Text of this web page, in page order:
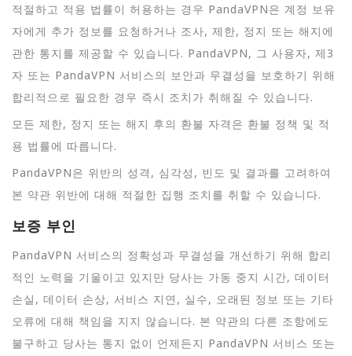
적절하고 적용 법률이 허용하는 경우 PandaVPN은 계정 보유
자에게 추가 정보를 요청하거나 조사, 제한, 정지 또는 해지에
관한 통지를 제공할 수 있습니다. PandaVPN, 그 사용자, 제3
자 또는 PandaVPN 서비스의 보안과 무결성을 보호하기 위해
합리적으로 필요한 경우 즉시 조치가 취해질 수 있습니다.
모든 제한, 정지 또는 해지 후의 환불 자격은 환불 정책 및 적
용 법률에 따릅니다.
PandaVPN은 위반의 성격, 심각성, 빈도 및 결과를 고려하여
본 약관 위반에 대해 적절한 집행 조치를 취할 수 있습니다.
보증 부인
PandaVPN 서비스의 정확성과 무결성을 개선하기 위해 합리
적인 노력을 기울이고 있지만 당사는 가동 중지 시간, 데이터
손실, 데이터 손상, 서비스 지연, 실수, 오래된 정보 또는 기타
오류에 대해 책임을 지지 않습니다. 본 약관의 다른 조항에도
불구하고 당사는 통지 없이 언제든지 PandaVPN 서비스 또는